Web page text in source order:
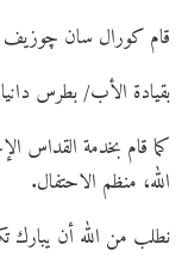
قام كورال سان چوزيف
بقيادة الأب/ بطرس
كما قام بخدمة القداس
الله، منظم الاحتفال.
نطلب من الله أن يبارك